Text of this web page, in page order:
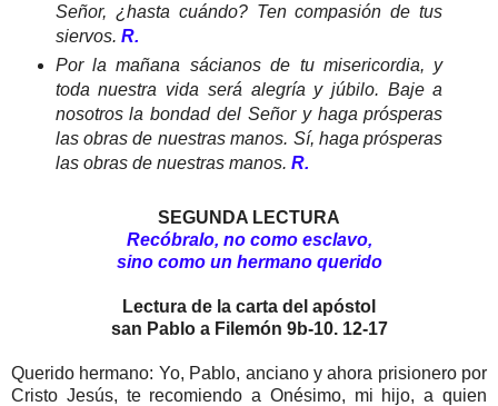
Señor, ¿hasta cuándo? Ten compasión de tus
siervos. R.
Por la mañana sácianos de tu misericordia, y
toda nuestra vida será alegría y júbilo. Baje a
nosotros la bondad del Señor y haga prósperas
las obras de nuestras manos. Sí, haga prósperas
las obras de nuestras manos. R.
SEGUNDA LECTURA
Recóbralo, no como esclavo,
sino como un hermano querido
Lectura de la carta del apóstol
san Pablo a Filemón 9b-10. 12-17
Querido hermano: Yo, Pablo, anciano y ahora prisionero por
Cristo Jesús, te recomiendo a Onésimo, mi hijo, a quien